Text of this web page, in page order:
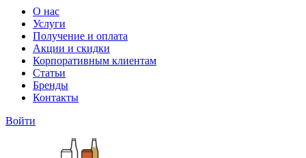
О нас
Услуги
Получение и оплата
Акции и скидки
Корпоративным клиентам
Статьи
Бренды
Контакты
Войти